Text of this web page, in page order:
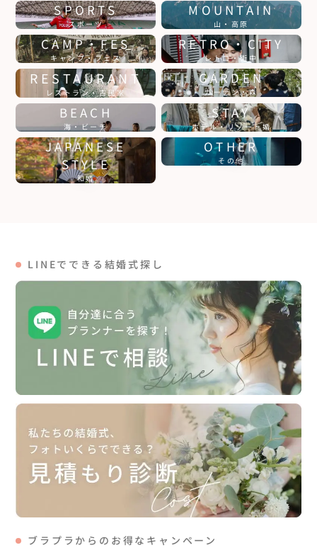
SPORTS
スポーツ
MOUNTAIN
山・高原
CAMP・FES
キャンプ・フェス
RETRO・CITY
レトロ・街中
RESTAURANT
レストラン・古民家
GARDEN
ガーデン・森
BEACH
海・ビーチ
STAY
ホテル・リゾート婚
JAPANESE
STYLE
和婚
OTHER
その他
LINEでできる結婚式探し
ブラプラからのお得なキャンペーン